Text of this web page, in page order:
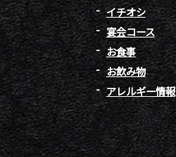
イチオシ
宴会コース
お食事
お飲み物
アレルギー情報